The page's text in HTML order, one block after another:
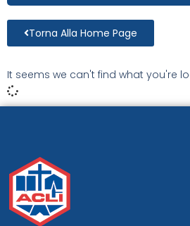
Torna Alla Home Page
It seems we can't find what you're